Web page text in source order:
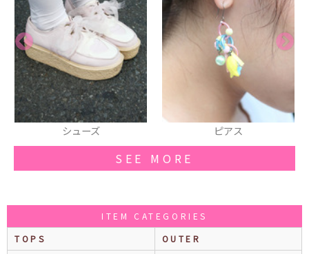
SEE MORE
ITEM CATEGORIES
TOPS
OUTER